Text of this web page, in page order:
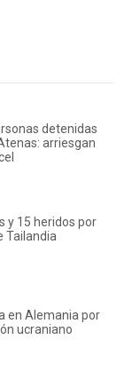
detenidas
arriesgan
y 15 heridos por
Tailandia
en Alemania por
ucraniano